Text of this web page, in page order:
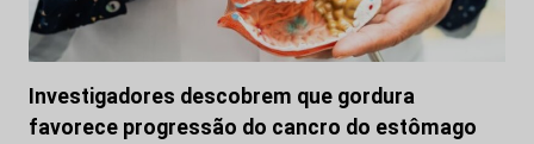
Investigadores descobrem que gordura
favorece progressão do cancro do estômago